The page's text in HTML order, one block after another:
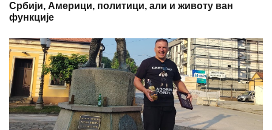
Србији, Америци, политици, али и животу ван
функције